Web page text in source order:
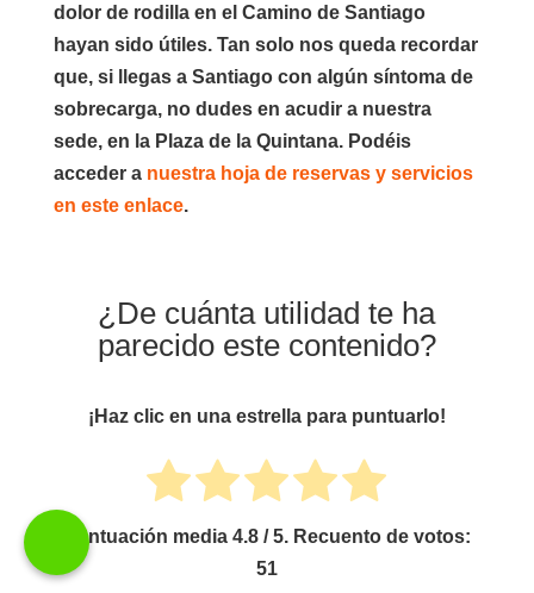
dolor de rodilla en el Camino de Santiago
hayan sido útiles. Tan solo nos queda recordar
que, si llegas a Santiago con algún síntoma de
sobrecarga, no dudes en acudir a nuestra
sede, en la Plaza de la Quintana. Podéis
acceder a nuestra hoja de reservas y servicios
en este enlace.
¿De cuánta utilidad te ha
parecido este contenido?
¡Haz clic en una estrella para puntuarlo!
Puntuación media 4.8/ 5. Recuento de votos:
51